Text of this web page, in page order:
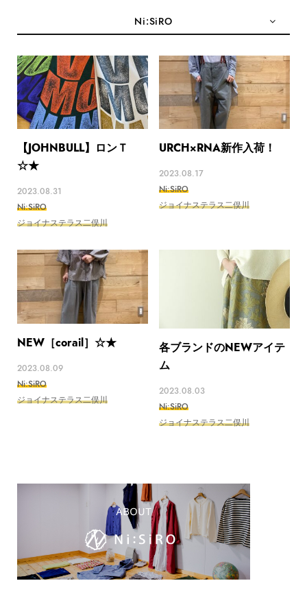
Ni:SiRO
【JOHNBULL】ロンＴ
☆★
2023.08.31
Ni:SiRO
ジョイナステラス二俣川
URCH×RNA新作入荷！
2023.08.17
Ni:SiRO
ジョイナステラス二俣川
NEW［corail］☆★
2023.08.09
Ni:SiRO
ジョイナステラス二俣川
各ブランドのNEWアイテ
ム
2023.08.03
Ni:SiRO
ジョイナステラス二俣川